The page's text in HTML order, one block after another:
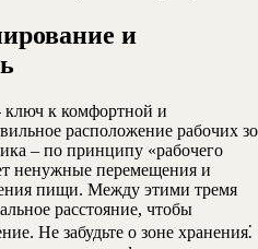
и
ключ к комфортной и
расположение рабочих
– по принципу «рабочего
ненужные перемещения и
пищи. Между этими тремя
расстояние, чтобы
Не забудьте о зоне хранения⁚